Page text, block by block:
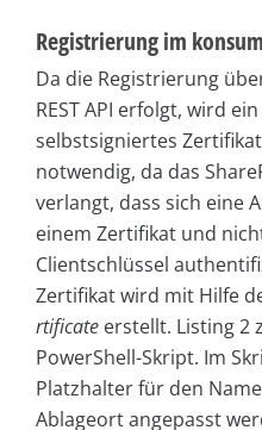
Registrierung im
Da die Registrierung
REST API erfolgt, wird
selbstsigniertes
notwendig, da das
verlangt, dass sich eine
einem Zertifikat und
Clientschlüssel
Zertifikat wird mit Hilfe
rtificate erstellt. Listing 2
PowerShell-Skript. Im
Platzhalter für den
Ablageort angepasst